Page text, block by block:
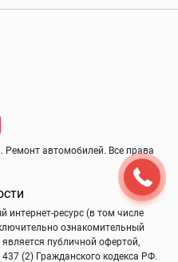
Ремонт автомобилей. Все права
интернет-ресурс (в том числе
ознакомительный
публичной офертой,
(2) Гражданского кодекса РФ.